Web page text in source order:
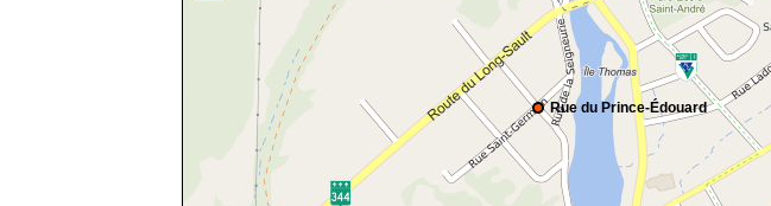
Rue du Prince-Édouard